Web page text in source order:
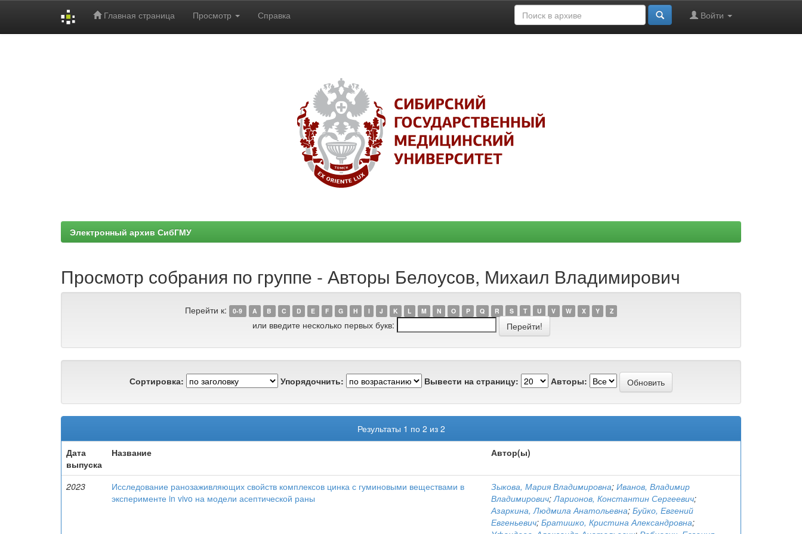
Главная страница Просмотр Справка Войти
Электронный архив СибГМУ
Просмотр собрания по группе - Авторы Белоусов, Михаил Владимирович
Перейти к: 0-9 A B C D E F G H I J K L M N O P Q R S T U V W X Y Z
или введите несколько первых букв:
Сортировка: Упорядочнить: Вывести на страницу: Авторы:
Результаты 1 по 2 из 2
Дата
выпуска
Название Автор(ы)
2023
Исследование ранозаживляющих свойств комплексов цинка с гуминовыми веществами в
эксперименте in vivo на модели асептической раны
Зыкова, Мария Владимировна; Иванов, Владимир
Владимирович;Ларионов, Константин Сергеевич;
Азаркина, Людмила Анатольевна; Буйко, Евгений
Евгеньевич; Братишко, Кристина Александровна;